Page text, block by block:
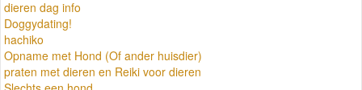
dieren dag info
Doggydating!
hachiko
Opname met Hond (Of ander huisdier)
praten met dieren en Reiki voor dieren